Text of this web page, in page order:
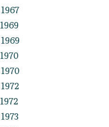
1967
1969
1969
1970
1970
1972
1972
1973